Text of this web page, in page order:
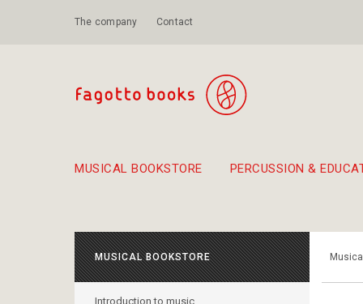
The company Contact
MUSICAL BOOKSTORE PERCUSSION &
MUSICAL BOOKSTORE
Introduction to music